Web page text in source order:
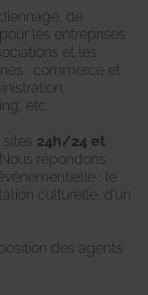
de
les entreprises
et les
: commerce et
etc.
24h/24 et
répondons
: le
culturelle, d’un
des agents